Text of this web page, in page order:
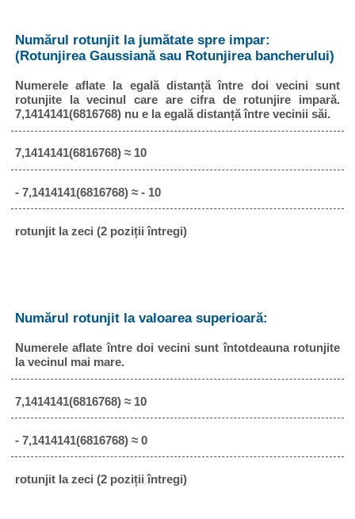
Numărul rotunjit la jumătate spre impar:
(Rotunjirea Gaussiană sau Rotunjirea bancherului)
Numerele aflate la egală distanță între doi vecini sunt
rotunjite la vecinul care are cifra de rotunjire impară.
7,1414141(6816768) nu e la egală distanță între vecinii săi.
7,1414141(6816768) ≈ 10
- 7,1414141(6816768) ≈ - 10
rotunjit la zeci (2 poziții întregi)
Numărul rotunjit la valoarea superioară:
Numerele aflate între doi vecini sunt întotdeauna rotunjite
la vecinul mai mare.
7,1414141(6816768) ≈ 10
- 7,1414141(6816768) ≈ 0
rotunjit la zeci (2 poziții întregi)